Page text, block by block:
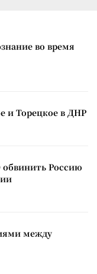
во время
и Торецкое в ДНР
Россию
между